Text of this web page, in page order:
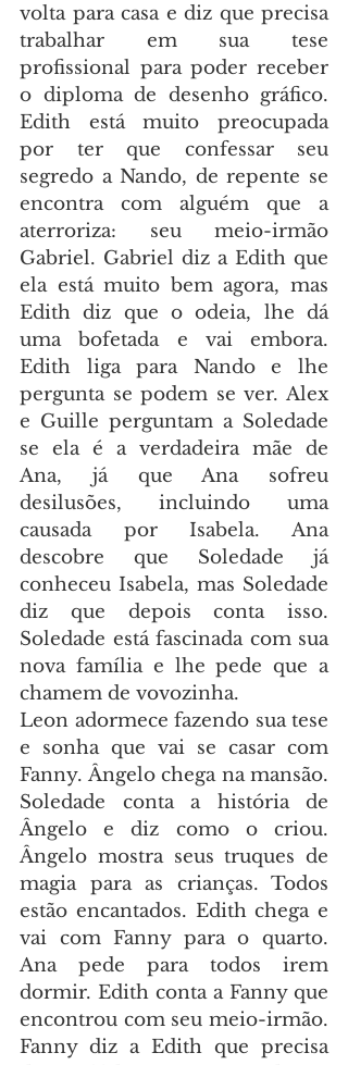
volta para casa e diz que precisa
trabalhar em sua tese
profissional para poder receber
o diploma de desenho gráfico.
Edith está muito preocupada
por ter que confessar seu
segredo a Nando, de repente se
encontra com alguém que a
aterroriza: seu meio-irmão
Gabriel. Gabriel diz a Edith que
ela está muito bem agora, mas
Edith diz que o odeia, lhe dá
uma bofetada e vai embora.
Edith liga para Nando e lhe
pergunta se podem se ver. Alex
e Guille perguntam a Soledade
se ela é a verdadeira mãe de
Ana, já que Ana sofreu
desilusões, incluindo uma
causada por Isabela. Ana
descobre que Soledade já
conheceu Isabela, mas Soledade
diz que depois conta isso.
Soledade está fascinada com sua
nova família e lhe pede que a
chamem de vovozinha.
Leon adormece fazendo sua tese
e sonha que vai se casar com
Fanny. Ângelo chega na mansão.
Soledade conta a história de
Ângelo e diz como o criou.
Ângelo mostra seus truques de
magia para as crianças. Todos
estão encantados. Edith chega e
vai com Fanny para o quarto.
Ana pede para todos irem
dormir. Edith conta a Fanny que
encontrou com seu meio-irmão.
Fanny diz a Edith que precisa